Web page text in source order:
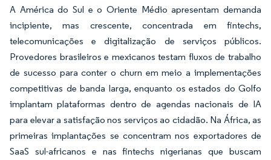
A América do Sul e o Oriente Médio apresentam demanda
incipiente, mas crescente, concentrada em fintechs,
telecomunicações e digitalização de serviços públicos.
Provedores brasileiros e mexicanos testam fluxos de trabalho
de sucesso para conter o churn em meio a implementações
competitivas de banda larga, enquanto os estados do Golfo
implantam plataformas dentro de agendas nacionais de IA
para elevar a satisfação nos serviços ao cidadão. Na África, as
primeiras implantações se concentram nos exportadores de
SaaS sul-africanos e nas fintechs nigerianas que buscam